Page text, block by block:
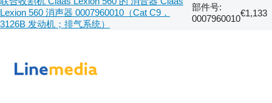
Lexion 560 消声器 0007960010（Cat C9，
3126B 发动机；排气系统）
部件号:
0007960010
€1,133